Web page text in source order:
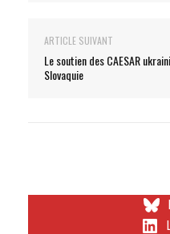
ARTICLE SUIVANT
Le soutien des CAESAR
Slovaquie